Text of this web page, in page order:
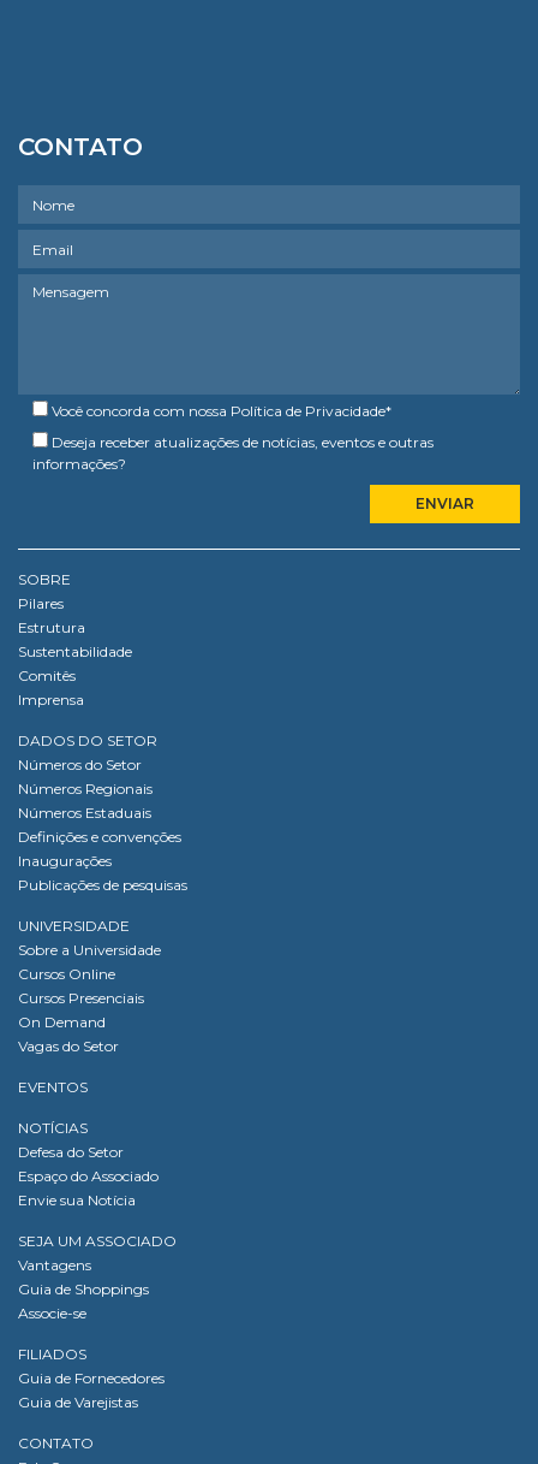
CONTATO
Você concorda com nossa Política de Privacidade*
Deseja receber atualizações de notícias, eventos e outras
informações?
SOBRE
Pilares
Estrutura
Sustentabilidade
Comitês
Imprensa
DADOS DO SETOR
Números do Setor
Números Regionais
Números Estaduais
Definições e convenções
Inaugurações
Publicações de pesquisas
UNIVERSIDADE
Sobre a Universidade
Cursos Online
Cursos Presenciais
On Demand
Vagas do Setor
EVENTOS
NOTÍCIAS
Defesa do Setor
Espaço do Associado
Envie sua Notícia
SEJA UM ASSOCIADO
Vantagens
Guia de Shoppings
Associe-se
FILIADOS
Guia de Fornecedores
Guia de Varejistas
CONTATO